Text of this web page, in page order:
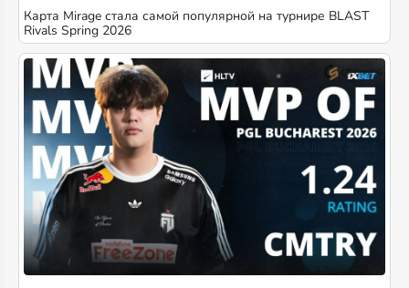
Карта Mirage стала самой популярной на турнире BLAST
Rivals Spring 2026